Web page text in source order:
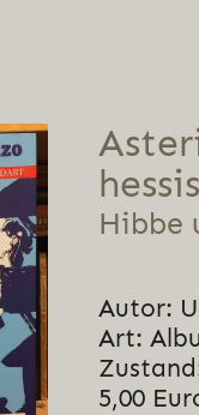
Hibbe
Autor:
Art:
5,00